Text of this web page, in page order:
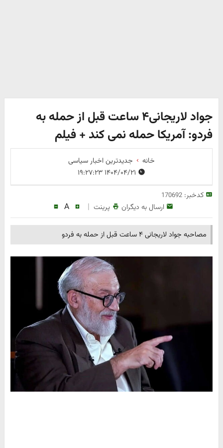
جواد لاریجانی۴ ساعت قبل از حمله به
فردو: آمریکا حمله نمی کند + فیلم
خانه
جدیدترین اخبار سیاسی
کدخبر:170692
ارسال به دیگران پرینت |
A
مصاحبه جواد لاریجانی ۴ ساعت قبل از حمله به فردو